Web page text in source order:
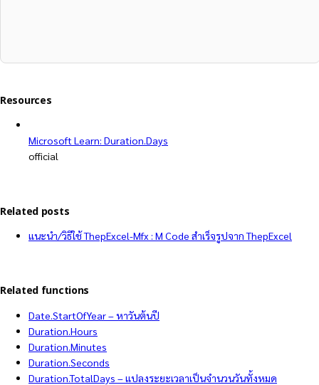
Resources
Microsoft Learn: Duration.Days
official
Related posts
แนะนำ/วิธีใช้ ThepExcel-Mfx : M Code สำเร็จรูปจาก ThepExcel
Related functions
Date.StartOfYear – หาวันต้นปี
Duration.Hours
Duration.Minutes
Duration.Seconds
Duration.TotalDays – แปลงระยะเวลาเป็นจำนวนวันทั้งหมด